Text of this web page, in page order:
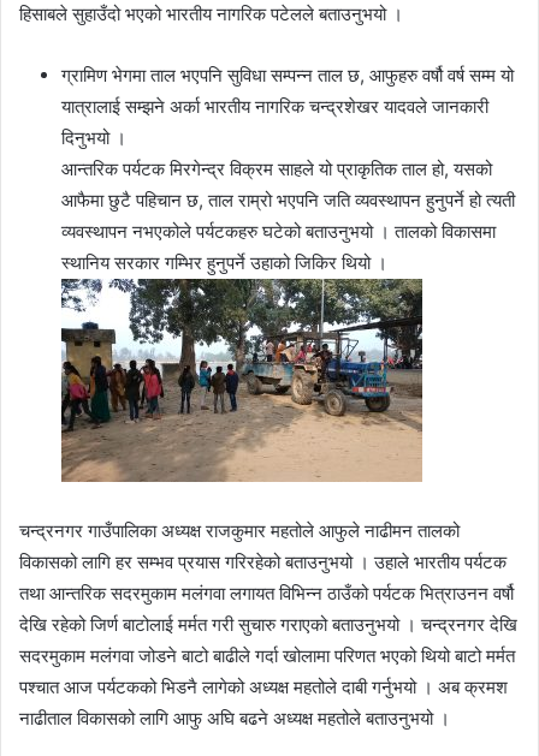
हिसाबले सुहाउँदो भएको भारतीय नागरिक पटेलले बताउनुभयो ।
ग्रामिण भेगमा ताल भएपनि सुविधा सम्पन्न ताल छ, आफुहरु वर्षौ वर्ष सम्म यो
यात्रालाई सम्झने अर्का भारतीय नागरिक चन्द्रशेखर यादवले जानकारी
दिनुभयो ।
आन्तरिक पर्यटक मिरगेन्द्र विक्रम साहले यो प्राकृतिक ताल हो, यसको
आफैमा छुटै पहिचान छ, ताल राम्रो भएपनि जति व्यवस्थापन हुनुपर्ने हो त्यती
व्यवस्थापन नभएकोले पर्यटकहरु घटेको बताउनुभयो । तालको विकासमा
स्थानिय सरकार गम्भिर हुनुपर्ने उहाको जिकिर थियो ।
चन्द्रनगर गाउँपालिका अध्यक्ष राजकुमार महतोले आफुले नाढीमन तालको
विकासको लागि हर सम्भव प्रयास गरिरहेको बताउनुभयो । उहाले भारतीय पर्यटक
तथा आन्तरिक सदरमुकाम मलंगवा लगायत विभिन्न ठाउँको पर्यटक भित्राउनन वर्षौ
देखि रहेको जिर्ण बाटोलाई मर्मत गरी सुचारु गराएको बताउनुभयो । चन्द्रनगर देखि
सदरमुकाम मलंगवा जोडने बाटो बाढीले गर्दा खोलामा परिणत भएको थियो बाटो मर्मत
पश्चात आज पर्यटकको भिडनै लागेको अध्यक्ष महतोले दाबी गर्नुभयो । अब क्रमश
नाढीताल विकासको लागि आफु अघि बढने अध्यक्ष महतोले बताउनुभयो ।